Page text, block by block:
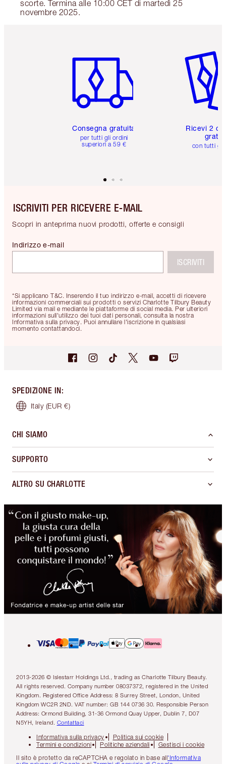
scorte. Termina alle 10:00 CET di martedì 25
novembre 2025.
Consegna gratuita
per tutti gli ordini
superiori a 59 €
Ricevi 2
con tutti gli
ISCRIVITI PER RICEVERE E-MAIL
Scopri in anteprima nuovi prodotti, offerte e consigli
*Si applicano T&C. Inserendo il tuo indirizzo e-mail, accetti di ricevere
informazioni commerciali sui prodotti o servizi Charlotte Tilbury Beauty
Limited via mail e mediante le piattaforme di social media. Per ulteriori
informazioni sull'utilizzo dei tuoi dati personali, consulta la nostra
Informativa sulla privacy. Puoi annullare l'iscrizione in qualsiasi
momento contattandoci.
Indirizzo e-mail
ISCRIVITI
SPEDIZIONE IN :
Italy (EUR €)
CHI SIAMO
SUPPORTO
ALTRO SU CHARLOTTE
2013-2026 © Islestarr Holdings Ltd., trading as Charlotte Tilbury Beauty.
All rights reserved. Company number 08037372, registered in the United
Kingdom. Registered Office Address: 8 Surrey Street, London, United
Kingdom WC2R 2ND. VAT number: GB 144 0736 30. Responsible Person
Address: Ormond Building, 31-36 Ormond Quay Upper, Dublin 7, D07
N5YH, Ireland. Contattaci
Informativa sulla privacy
Politica sui cookie
Termini e condizioni
Politiche aziendali
Gestisci i cookie
Il sito è protetto da reCAPTCHA e regolato in base all'Informativa